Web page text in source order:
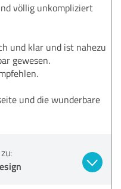
völlig unkompliziert
und klar und ist nahezu
gewesen.
und die wunderbare